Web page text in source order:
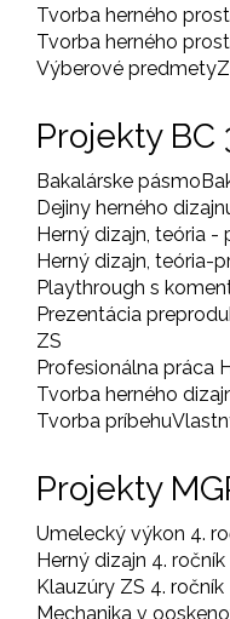
Tvorba herného
Tvorba herného
Výberové predmety
Projekty BC
Bakalárske pásmo
Dejiny herného
Herný dizajn, teória -
Herný dizajn, teória-
Playthrough s
Prezentácia
ZS
Profesionálna práca
Tvorba herného
Tvorba príbehu
Projekty
Umelecký výkon 4.
Herný dizajn 4. ročník
Klauzúry ZS 4. ročník
Mechanika v